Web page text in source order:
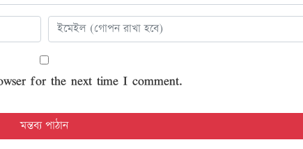
for the next time I comment.